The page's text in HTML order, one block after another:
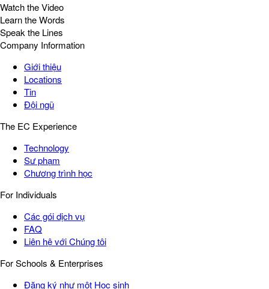
Watch the Video
Learn the Words
Speak the Lines
Company Information
Giới thiệu
Locations
Tin
Đội ngũ
The EC Experience
Technology
Sư phạm
Chương trình học
For Individuals
Các gói dịch vụ
FAQ
Liên hệ với Chúng tôi
For Schools & Enterprises
Đăng ký như một Học sinh